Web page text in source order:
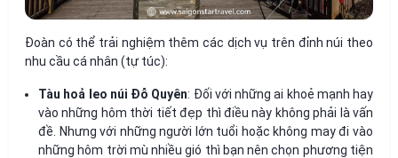
Đoàn có thể trải nghiệm thêm các dịch vụ trên đỉnh núi theo
nhu cầu cá nhân (tự túc):
Tàu hoả leo núi Đỗ Quyên: Đối với những ai khoẻ mạnh hay
vào những hôm thời tiết đẹp thì điều này không phải là vấn
đề. Nhưng với những người lớn tuổi hoặc không may đi vào
những hôm trời mù nhiều gió thì bạn nên chọn phương tiện